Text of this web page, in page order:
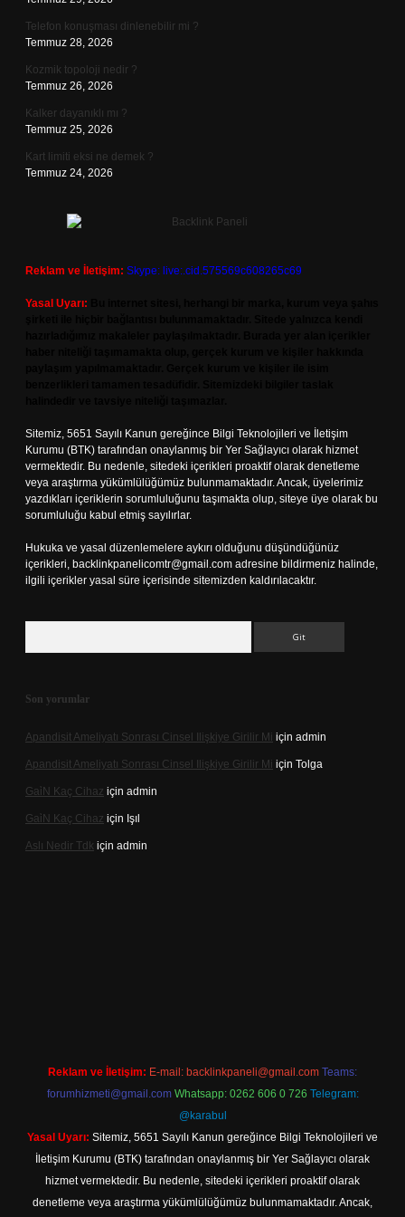
Telefon konuşması dinlenebilir mi ?
Temmuz 28, 2026
Kozmik topoloji nedir ?
Temmuz 26, 2026
Kalker dayanıklı mı ?
Temmuz 25, 2026
Kart limiti eksi ne demek ?
Temmuz 24, 2026
Reklam ve İletişim: Skype: live:.cid.575569c608265c69
Yasal Uyarı:
Sitemiz, 5651 Sayılı Kanun gereğince Bilgi Teknolojileri ve İletişim
Kurumu (BTK) tarafından onaylanmış bir Yer Sağlayıcı olarak hizmet
vermektedir. Bu nedenle, sitedeki içerikleri proaktif olarak denetleme
veya araştırma yükümlülüğümüz bulunmamaktadır. Ancak, üyelerimiz
yazdıkları içeriklerin sorumluluğunu taşımakta olup, siteye üye olarak bu
sorumluluğu kabul etmiş sayılırlar.
Hukuka ve yasal düzenlemelere aykırı olduğunu düşündüğünüz
içerikleri, backlinkpanelicomtr@gmail.com adresine bildirmeniz halinde,
ilgili içerikler yasal süre içerisinde sitemizden kaldırılacaktır.
Son yorumlar
Apandisit Ameliyatı Sonrası Cinsel Ilişkiye Girilir Mi için admin
Apandisit Ameliyatı Sonrası Cinsel Ilişkiye Girilir Mi için Tolga
Gai̇N Kaç Cihaz için admin
Gai̇N Kaç Cihaz için Işıl
Aslı Nedir Tdk için admin
Reklam ve İletişim: E-mail: backlinkpaneli@gmail.com Teams:
forumhizmeti@gmail.com Whatsapp: 0262 606 0 726 Telegram:
@karabul
Yasal Uyarı: Sitemiz, 5651 Sayılı Kanun gereğince Bilgi Teknolojileri ve
İletişim Kurumu (BTK) tarafından onaylanmış bir Yer Sağlayıcı olarak
hizmet vermektedir. Bu nedenle, sitedeki içerikleri proaktif olarak
denetleme veya araştırma yükümlülüğümüz bulunmamaktadır. Ancak,